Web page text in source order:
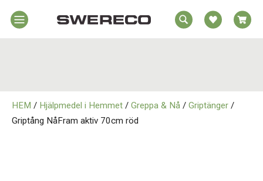
Rörelsehjälpmedel
HEM / Hjälpmedel i Hemmet / Greppa & Nå / Griptänger /
Griptång NåFram aktiv 70cm röd